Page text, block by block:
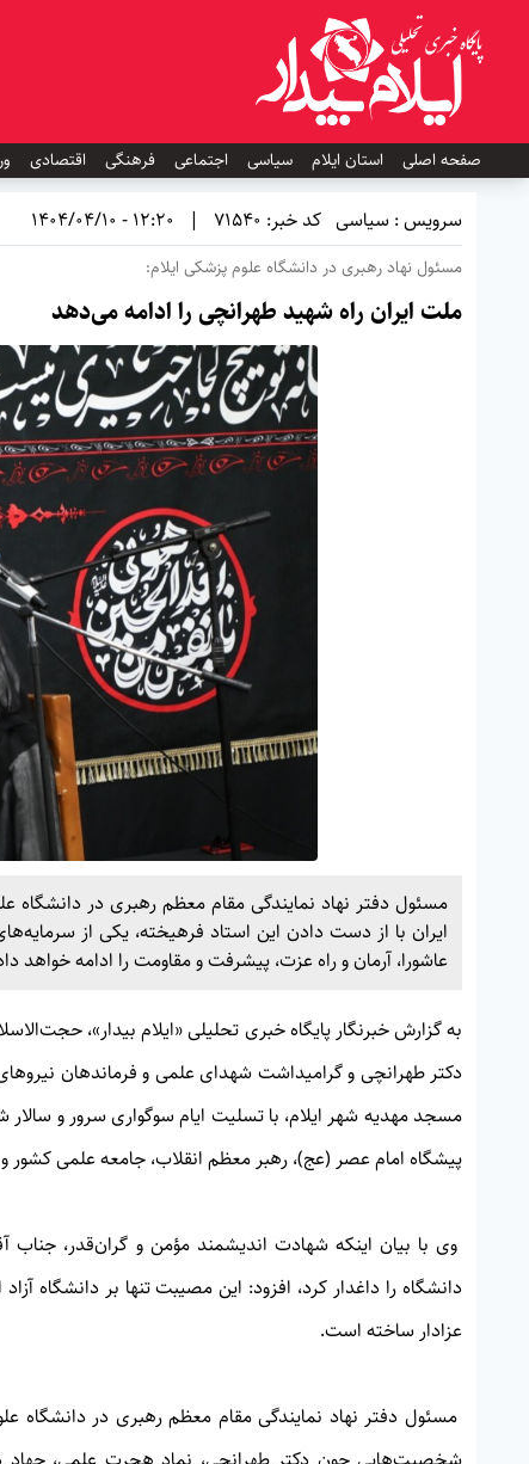
صفحه اصلی
استان ایلام سیاسی اجتماعی فرهنگی اقتصادی
سرویس : سیاسی کد خبر: 71540 |
12:20 - 1404/04/10
مسئول نهاد رهبری در دانشگاه علوم پزشکی ایلام:
ملت ایران راه شهید طهرانچی را ادامه می‌دهد
مسئول دفتر نهاد نمایندگی مقام معظم رهبری در
ایران با از دست دادن این استاد فرهیخته، یکی از
عاشورا، آرمان و راه عزت، پیشرفت و مقاومت را ادامه خواهد
به گزارش خبرنگار پایگاه خبری تحلیلی «ایلام بیدار»،
دکتر طهرانچی و گرامیداشت شهدای علمی و فرماندهان
مسجد مهدیه شهر ایلام، با تسلیت ایام سوگواری سرور و
پیشگاه امام عصر (عج)، رهبر معظم انقلاب، جامعه علمی کشور
وی با بیان اینکه شهادت اندیشمند مؤمن و گران‌قدر،
دانشگاه را داغدار کرد، افزود: این مصیبت تنها بر دانشگاه
عزادار ساخته است.
مسئول دفتر نهاد نمایندگی مقام معظم رهبری در دانشگاه